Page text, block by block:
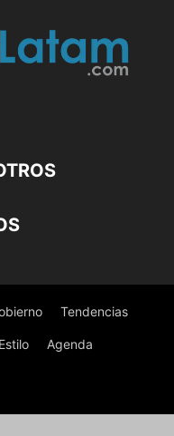
Tendencias
Estilo Agenda